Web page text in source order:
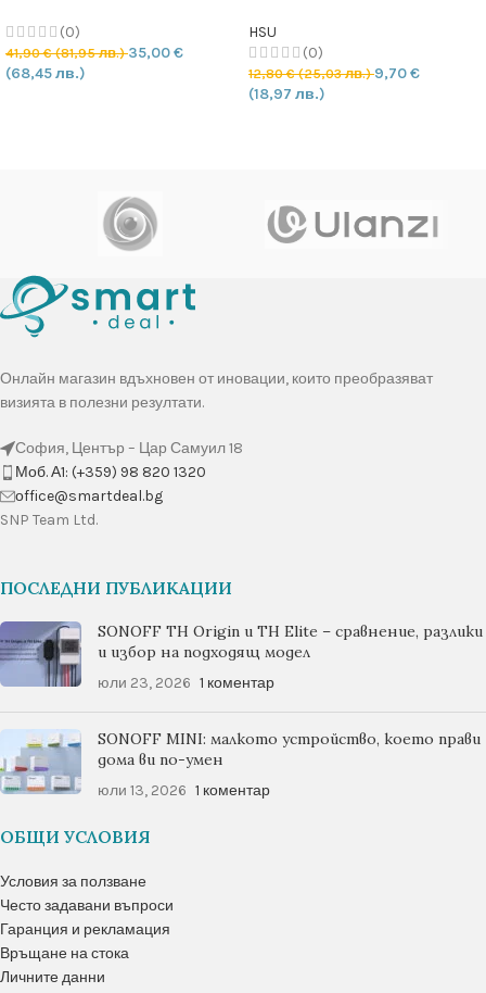
екшън камери
(0)
41,90€(81,95 лв.)35,00€
(68,45 лв.)
дистанционно
HSU
(0)
12,80€(25,03 лв.)9,70€
(18,97 лв.)
Онлайн магазин вдъхновен от иновации, които преобразяват
визията в полезни резултати.
София, Център – Цар Самуил 18
Моб. А1: (+359) 98 820 1320
оffice@smartdeal.bg
SNP Team Ltd.
ПОСЛЕДНИ ПУБЛИКАЦИИ
SONOFF TH Origin и TH Elite – сравнение, разлики
и избор на подходящ модел
юли 23, 2026 1 коментар
SONOFF MINI: малкото устройство, което прави
дома ви по-умен
юли 13, 2026 1 коментар
ОБЩИ УСЛОВИЯ
Условия за ползване
Често задавани въпроси
Гаранция и рекламация
Връщане на стока
Личните данни